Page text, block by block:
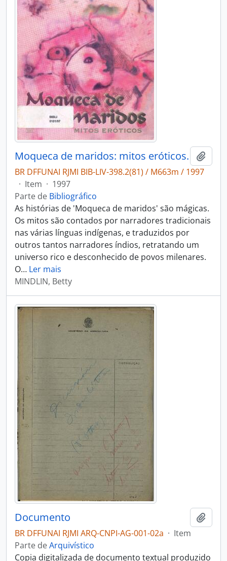
Moqueca de maridos: mitos eróticos.
BR DFFUNAI RJMI BIB-LIV-398.2(81) / M663m / 1997
· Item · 1997
Parte de Bibliográfico
As histórias de 'Moqueca de maridos' são mágicas.
Os mitos são contados por narradores tradicionais
nas várias línguas indígenas, e traduzidos por
outros tantos narradores índios, retratando um
universo rico e desconhecido de povos milenares.
O… Ler mais
MINDLIN, Betty
Documento
BR DFFUNAI RJMI ARQ-CNPI-AG-001-02a · Item
Parte deArquivístico
Copia digitalizada de documento textual produzido